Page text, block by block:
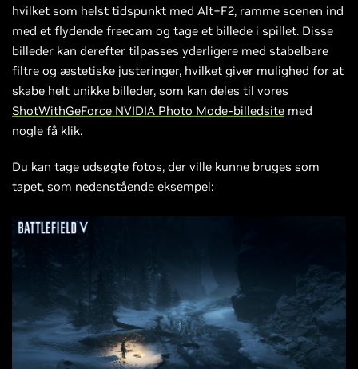
hvilket som helst tidspunkt med Alt+F2, ramme scenen ind
med et flydende freecam og tage et billede i spillet. Disse
billeder kan derefter tilpasses yderligere med stabelbare
filtre og æstetiske justeringer, hvilket giver mulighed for at
skabe helt unikke billeder, som kan deles til vores
ShotWithGeForce NVIDIA Photo Mode-billedsite med
nogle få klik.
Du kan tage udsøgte fotos, der ville kunne bruges som
tapet, som nedenstående eksempel: